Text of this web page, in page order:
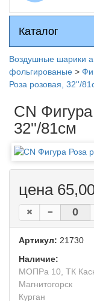
Каталог
Каталог
Воздушные шарики
фольгированые >
Роза розовая, 32''/
CN
32''/81см
цена
Артикул: 21730
Наличие:
МОПРа 10, ТК
Магнитогорск
Курган